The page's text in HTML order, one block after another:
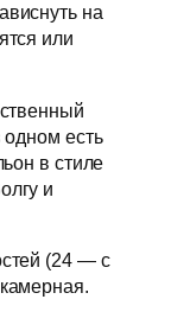
на
или
есть
в стиле
и
(24 — с